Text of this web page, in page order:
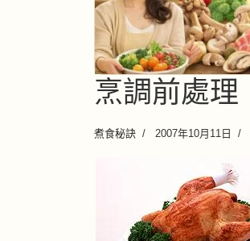
烹調前處理
煮食秘訣 2007年10月11日